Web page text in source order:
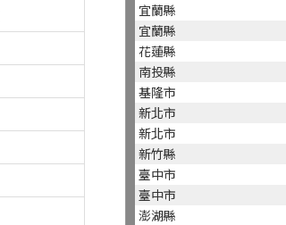
宜蘭縣
宜蘭縣
花蓮縣
南投縣
基隆市
新北市
新北市
新竹縣
臺中市
臺中市
澎湖縣